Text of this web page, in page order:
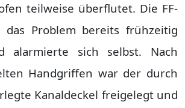
teilweise überflutet. Die FF-
das Problem bereits frühzeitig
alarmierte sich selbst. Nach
Handgriffen war der durch
Kanaldeckel freigelegt und